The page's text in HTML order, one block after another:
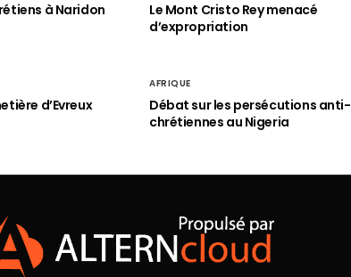
à Naridon
Le Mont Cristo Rey menacé
d’expropriation
d’Evreux
AFRIQUE
Débat sur les persécutions anti-
chrétiennes au Nigeria